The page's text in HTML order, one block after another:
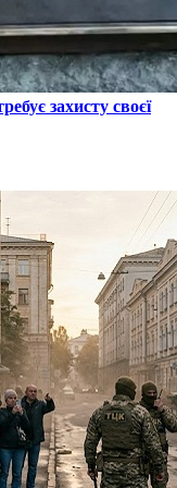
захисту своєї